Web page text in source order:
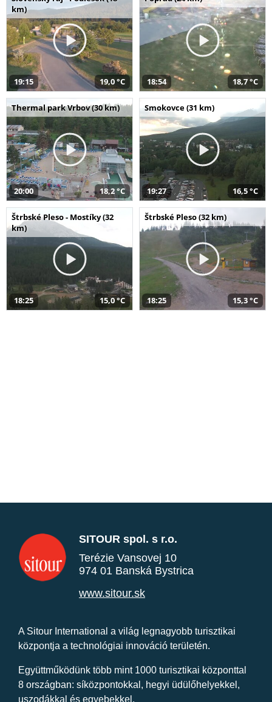
km)
19:15 19,0 °C 18:54 18,7 °C
Thermal park Vrbov (30 km)
20:00 18,2 °C
Smokovce (31 km)
19:27 16,5 °C
Štrbské Pleso - Mostíky (32
km)
18:25 15,0 °C
Štrbské Pleso (32 km)
18:25 15,3 °C
SITOUR spol. s r.o.
Terézie Vansovej 10
974 01 Banská Bystrica
www.sitour.sk
A Sitour International a világ legnagyobb turisztikai
központja a technológiai innováció területén.
Együttműködünk több mint 1000 turisztikai központtal
8 országban: síközpontokkal, hegyi üdülőhelyekkel,
uszodákkal és egyebekkel.